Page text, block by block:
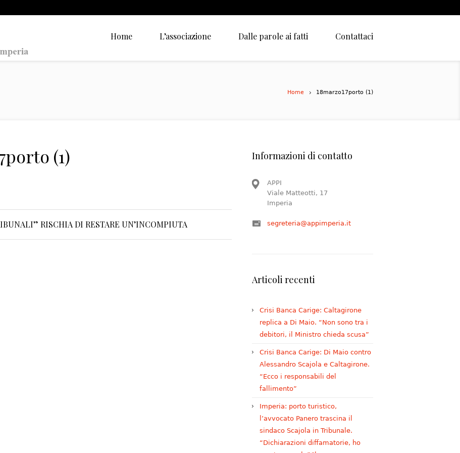
Home L’associazione Dalle parole ai fatti Contattaci
Home 18marzo17porto (1)
(1)
RISCHIA DI RESTARE UN’INCOMPIUTA
Informazioni di contatto
APPI
Viale Matteotti, 17
Imperia
segreteria@appimperia.it
Articoli recenti
Crisi Banca Carige: Caltagirone
replica a Di Maio. “Non sono tra i
debitori, il Ministro chieda scusa”
Crisi Banca Carige: Di Maio contro
Alessandro Scajola e Caltagirone.
“Ecco i responsabili del
fallimento”
Imperia: porto turistico,
l’avvocato Panero trascina il
sindaco Scajola in Tribunale.
“Dichiarazioni diffamatorie, ho